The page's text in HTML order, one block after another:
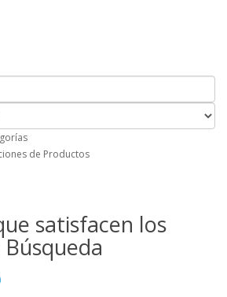
de Productos
satisfacen los